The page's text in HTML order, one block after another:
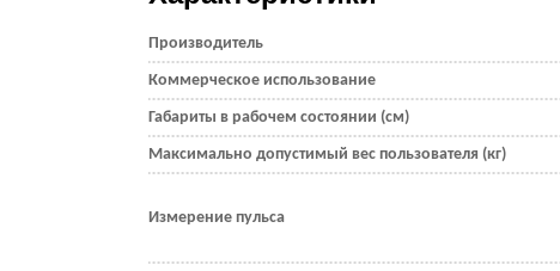
Производитель
Коммерческое использование
Габариты в рабочем состоянии (см)
Максимально допустимый вес пользователя (кг)
Измерение пульса